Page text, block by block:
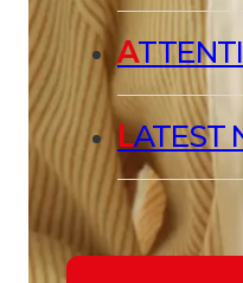
A
LATEST